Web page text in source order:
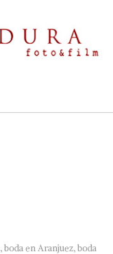
,boda en Aranjuez,boda